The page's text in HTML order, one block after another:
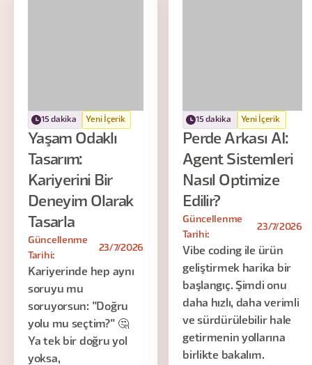
15 dakika Yeni İçerik
Yaşam Odaklı
Tasarım:
Kariyerini Bir
Deneyim Olarak
Tasarla
Güncellenme
Tarihi:
23/7/2026
Kariyerinde hep aynı
soruyu mu
soruyorsun: "Doğru
yolu mu seçtim?" 🤔
Ya tek bir doğru yol
yoksa,
15 dakika Yeni İçerik
Perde Arkası AI:
Agent Sistemleri
Nasıl Optimize
Edilir?
Güncellenme
Tarihi:
23/7/2026
Vibe coding ile ürün
geliştirmek harika bir
başlangıç. Şimdi onu
daha hızlı, daha verimli
ve sürdürülebilir hale
getirmenin yollarına
birlikte bakalım.